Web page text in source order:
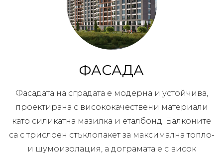
ФАСАДА
Фасадата на сградата е модерна и устойчива,
проектирана с висококачествени материали
като силикатна мазилка и еталбонд. Балконите
са с трислоен стъклопакет за максимална топло-
и шумоизолация, а дограмата е с висок